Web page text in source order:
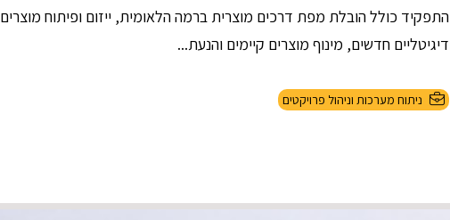
התפקיד כולל הובלת מפת דרכים מוצרית ברמה הלאומית, ייזום ופיתוח מוצרים
דיגיטליים חדשים, מינוף מוצרים קיימים והנעת...
ניתוח מערכות וניהול פרויקטים